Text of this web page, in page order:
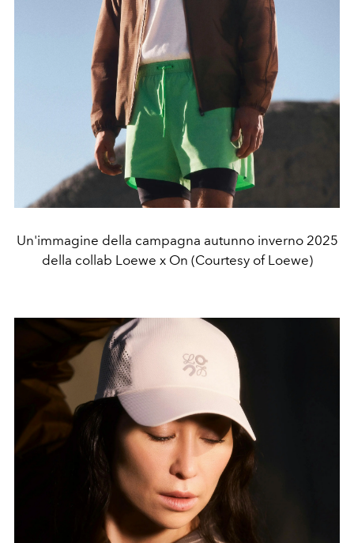
Un'immagine della campagna autunno inverno 2025
della collab Loewe x On (Courtesy of Loewe)